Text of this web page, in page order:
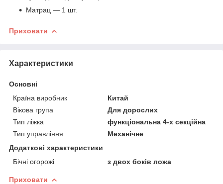
Матрац — 1 шт.
Приховати
Характеристики
Основні
Країна виробник
Китай
Вікова група
Для дорослих
Тип ліжка
функціональна 4-х секційна
Тип управління
Механічне
Додаткові характеристики
Бічні огорожі
з двох боків ложа
Приховати